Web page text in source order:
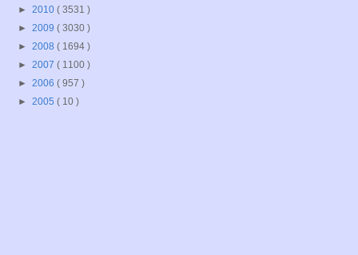
► 2010 ( 3531 )
► 2009 ( 3030 )
► 2008 ( 1694 )
► 2007 ( 1100 )
► 2006 ( 957 )
► 2005 ( 10 )